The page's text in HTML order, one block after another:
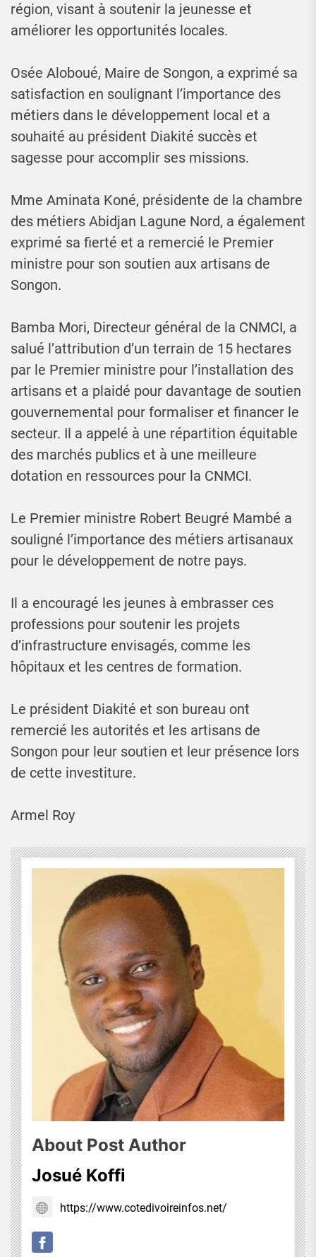
région, visant à soutenir la jeunesse et
améliorer les opportunités locales.
Osée Aloboué, Maire de Songon, a exprimé sa
satisfaction en soulignant l’importance des
métiers dans le développement local et a
souhaité au président Diakité succès et
sagesse pour accomplir ses missions.
Mme Aminata Koné, présidente de la chambre
des métiers Abidjan Lagune Nord, a également
exprimé sa fierté et a remercié le Premier
ministre pour son soutien aux artisans de
Songon.
Bamba Mori, Directeur général de la CNMCI, a
salué l’attribution d’un terrain de 15 hectares
par le Premier ministre pour l’installation des
artisans et a plaidé pour davantage de soutien
gouvernemental pour formaliser et financer le
secteur. Il a appelé à une répartition équitable
des marchés publics et à une meilleure
dotation en ressources pour la CNMCI.
Le Premier ministre Robert Beugré Mambé a
souligné l’importance des métiers artisanaux
pour le développement de notre pays.
Il a encouragé les jeunes à embrasser ces
professions pour soutenir les projets
d’infrastructure envisagés, comme les
hôpitaux et les centres de formation.
Le président Diakité et son bureau ont
remercié les autorités et les artisans de
Songon pour leur soutien et leur présence lors
de cette investiture.
Armel Roy
About Post Author
Josué Koffi
https://www.cotedivoireinfos.net/